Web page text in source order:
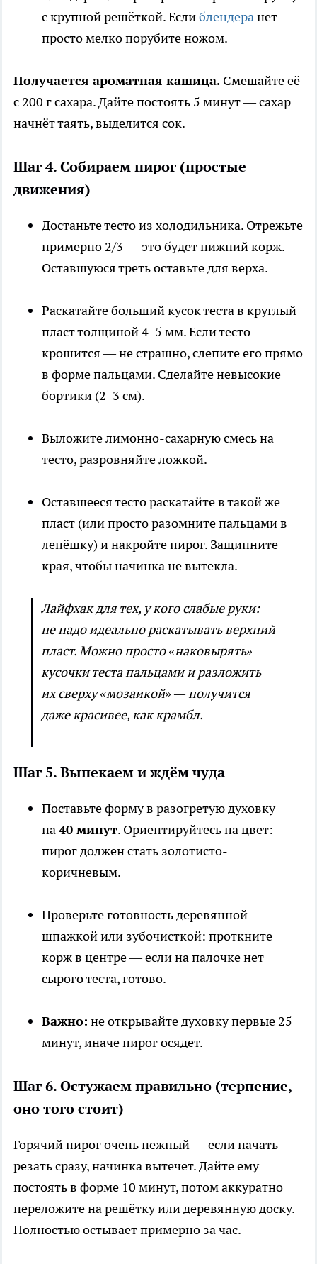
с крупной решёткой. Еслиблендеранет —
просто мелко порубите ножом.
Получается ароматная кашица. Смешайте её
с 200 г сахара. Дайте постоять 5 минут — сахар
начнёт таять, выделится сок.
Шаг 4. Собираем пирог (простые
движения)
Достаньте тесто из холодильника. Отрежьте
примерно 2/3 — это будет нижний корж.
Оставшуюся треть оставьте для верха.
Раскатайте больший кусок теста в круглый
пласт толщиной 4–5 мм. Если тесто
крошится — не страшно, слепите его прямо
в форме пальцами. Сделайте невысокие
бортики (2–3 см).
Выложите лимонно-сахарную смесь на
тесто, разровняйте ложкой.
Оставшееся тесто раскатайте в такой же
пласт (или просто разомните пальцами в
лепёшку) и накройте пирог. Защипните
края, чтобы начинка не вытекла.
Лайфхак для тех, у кого слабые руки:
не надо идеально раскатывать верхний
пласт. Можно просто «наковырять»
кусочки теста пальцами и разложить
их сверху «мозаикой» — получится
даже красивее, как крамбл.
Шаг 5. Выпекаем и ждём чуда
Поставьте форму в разогретую духовку
на40 минут. Ориентируйтесь на цвет:
пирог должен стать золотисто-
коричневым.
Проверьте готовность деревянной
шпажкой или зубочисткой: проткните
корж в центре — если на палочке нет
сырого теста, готово.
Важно: не открывайте духовку первые 25
минут, иначе пирог осядет.
Шаг 6. Остужаем правильно (терпение,
оно того стоит)
Горячий пирог очень нежный — если начать
резать сразу, начинка вытечет. Дайте ему
постоять в форме 10 минут, потом аккуратно
переложите на решётку или деревянную доску.
Полностью остывает примерно за час.